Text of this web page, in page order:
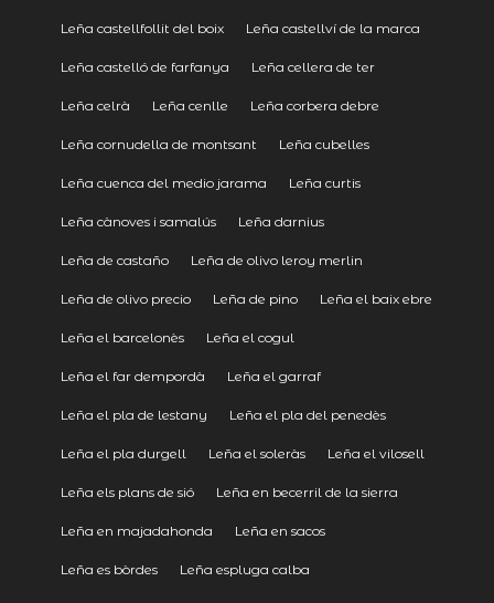
Leña castellfollit del boix Leña castellví de la marca
Leña castelló de farfanya Leña cellera de ter
Leña celrà Leña cenlle Leña corbera debre
Leña cornudella de montsant Leña cubelles
Leña cuenca del medio jarama Leña curtis
Leña cànoves i samalús Leña darnius
Leña de castaño Leña de olivo leroy merlin
Leña de olivo precio Leña de pino Leña el baix ebre
Leña el barcelonès Leña el cogul
Leña el far dempordà Leña el garraf
Leña el pla de lestany Leña el pla del penedès
Leña el pla durgell Leña el soleràs Leña el vilosell
Leña els plans de sió Leña en becerril de la sierra
Leña en majadahonda Leña en sacos
Leña es bòrdes Leña espluga calba